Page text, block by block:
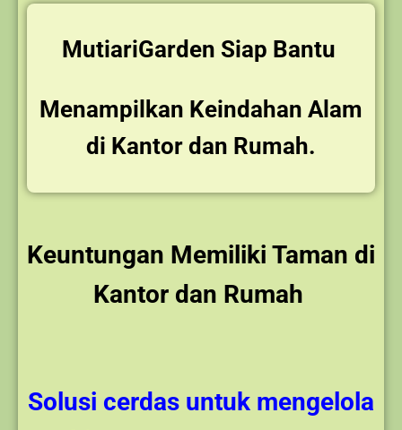
MutiariGarden Siap Bantu
Menampilkan Keindahan Alam
di Kantor dan Rumah.
Keuntungan Memiliki Taman di
Kantor dan Rumah
Solusi cerdas untuk mengelola